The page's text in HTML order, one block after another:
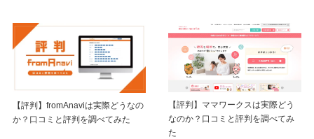
【評判】fromAnaviは実際どうなの
か？口コミと評判を調べてみた
【評判】ママワークスは実際どう
なのか？口コミと評判を調べてみ
た